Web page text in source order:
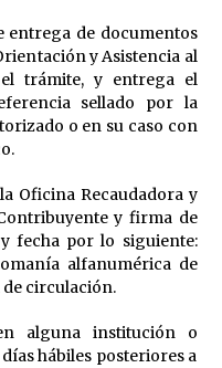
entrega de documentos
y Asistencia al
trámite, y entrega el
sellado por la
o en su caso con
Oficina Recaudadora y
y firma de
fecha por lo siguiente:
alfanumérica de
circulación.
alguna institución o
hábiles posteriores a